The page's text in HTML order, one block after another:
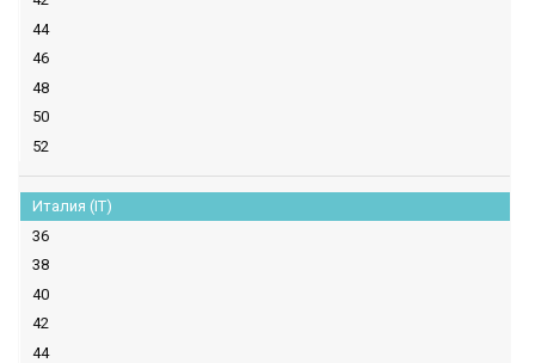
44
46
48
50
52
Италия (IT)
36
38
40
42
44